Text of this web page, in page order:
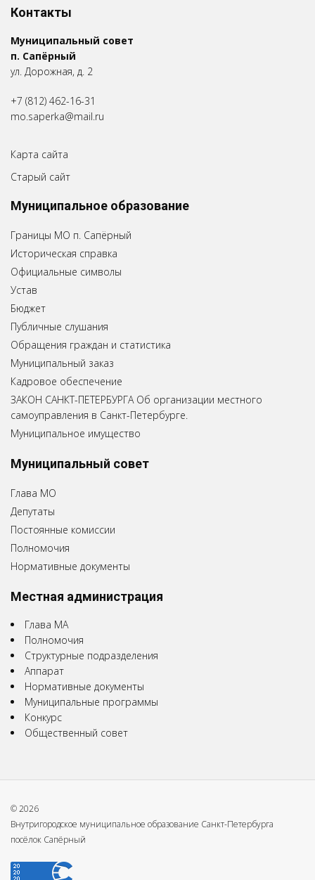
Контакты
Муниципальный совет
п. Сапёрный
ул. Дорожная, д. 2
+7 (812) 462-16-31
mo.saperka@mail.ru
Карта сайта
Старый сайт
Муниципальное образование
Границы МО п. Сапёрный
Историческая справка
Официальные символы
Устав
Бюджет
Публичные слушания
Обращения граждан и статистика
Муниципальный заказ
Кадровое обеспечение
ЗАКОН САНКТ-ПЕТЕРБУРГА Об организации местного
самоуправления в Санкт-Петербурге.
Муниципальное имущество
Муниципальный совет
Глава МО
Депутаты
Постоянные комиссии
Полномочия
Нормативные документы
Местная администрация
Глава МА
Полномочия
Структурные подразделения
Аппарат
Нормативные документы
Муниципальные программы
Конкурс
Общественный совет
© 2026
Внутригородское муниципальное образование Санкт-Петербурга
посёлок Сапёрный